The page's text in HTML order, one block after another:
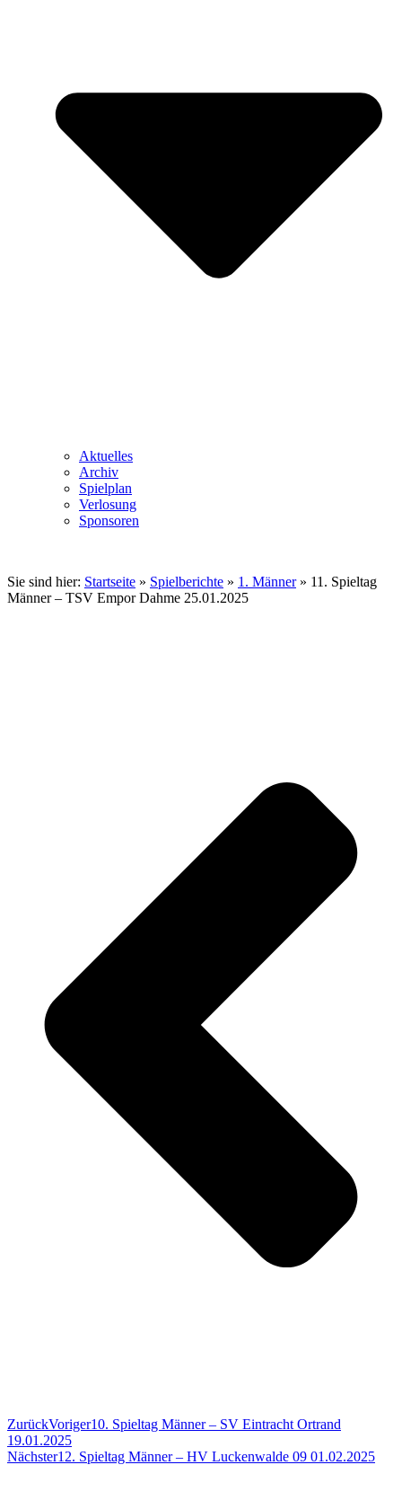
Aktuelles
Archiv
Spielplan
Verlosung
Sponsoren
Sie sind hier: Startseite » Spielberichte » 1. Männer» 11. Spieltag
Männer – TSV Empor Dahme 25.01.2025
ZurückVoriger10. Spieltag Männer – SV Eintracht Ortrand
19.01.2025
Nächster12. Spieltag Männer – HV Luckenwalde 09 01.02.2025